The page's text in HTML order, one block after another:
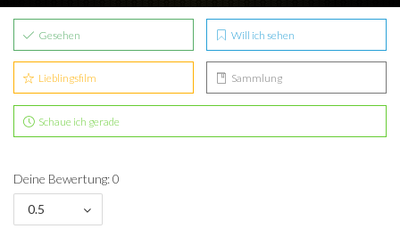
Gesehen Will ich sehen
Lieblingsfilm Sammlung
Schaue ich gerade
Deine Bewertung: 0
0.5